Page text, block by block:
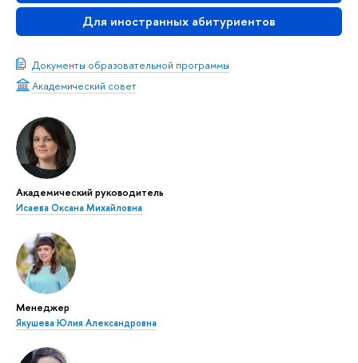
Для иностранных абитуриентов
Документы образовательной программы
Академический совет
Академический руководитель
Исаева Оксана Михайловна
Менеджер
Якушева Юлия Александровна